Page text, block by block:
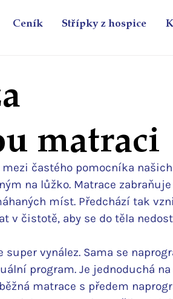
Ceník Střípky z hospice
matraci
častého pomocníka
na lůžko. Matrace
míst. Předchází tak
v čistotě, aby se do těla
vynález. Sama se
program. Je jednoduchá
matrace s předem